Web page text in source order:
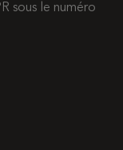
sous le numéro